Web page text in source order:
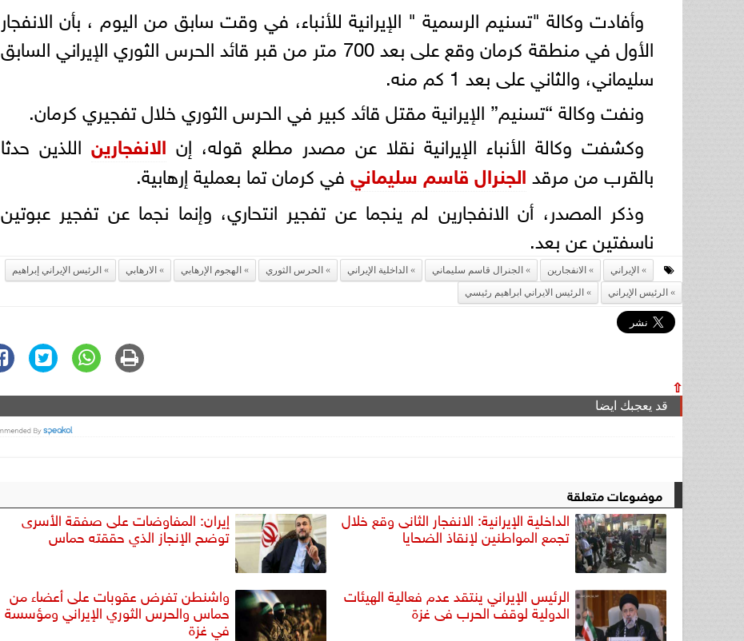
وأفادت وكالة "تسنيم الرسمية " الإيرانية للأنباء، في وقت سابق من اليوم ، بأن الانفجار
الأول في منطقة كرمان وقع على بعد 700 متر من قبر قائد الحرس الثوري الإيراني السابق
سليماني، والثاني على بعد 1 كم منه.
ونفت وكالة “تسنيم” الإيرانية مقتل قائد كبير في الحرس الثوري خلال تفجيري كرمان.
وكشفت وكالة الأنباء الإيرانية نقلا عن مصدر مطلع قوله، إن الانفجارين اللذين حدثا
بالقرب من مرقدالجنرال قاسم سليمانيفي كرمان تما بعملية إرهابية.
وذكر المصدر، أن الانفجارين لم ينجما عن تفجير انتحاري، وإنما نجما عن تفجير عبوتين
ناسفتين عن بعد.
الإيراني الانفجارين الجنرال قاسم سليماني الداخلية الإيراني الحرس الثوري الهجوم الإرهابي الارهابي
الرئيس الإيراني إبراهيم
الرئيس الإيراني
الرئيس الايراني ابراهيم رئيسي
⇧
قد يعجبك ايضا
موضوعات متعلقة
الداخلية الإيرانية: الانفجار الثانى وقع خلال
تجمع المواطنين لإنقاذ الضحايا
إيران: المفاوضات على صفقة الأسرى
توضح الإنجاز الذي حققته حماس
الرئيس الإيراني ينتقد عدم فعالية الهيئات
الدولية لوقف الحرب فى غزة
واشنطن تفرض عقوبات على أعضاء من
حماس والحرس الثوري الإيراني ومؤسسة
في غزة